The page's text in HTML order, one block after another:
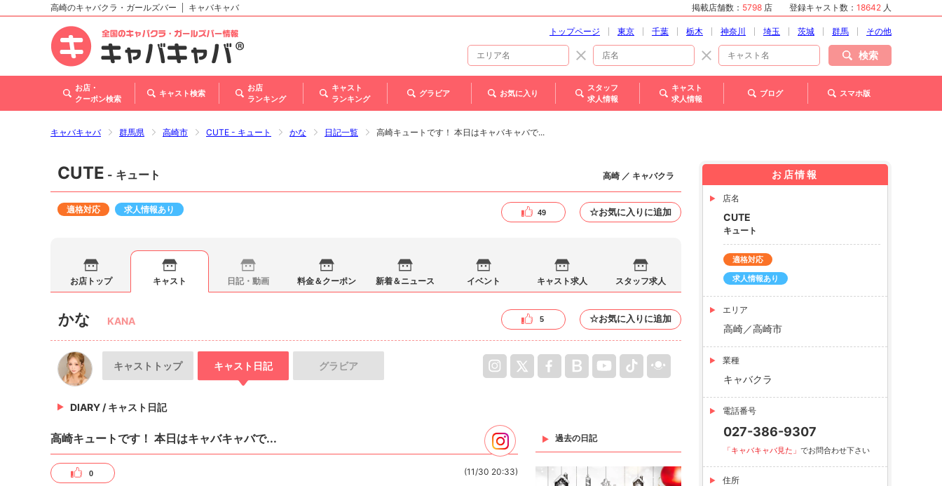
北海道
東北
甲信越・北陸
関西
高崎のキャバクラ・ガールズバー キャバキャバ 掲載店舗数： 5798 店 登録キャスト数： 18642 人
トップページ 東京 千葉 栃木 神奈川 埼玉 茨城 群馬 その他
検索
お店・
クーポン検索
キャスト検索
お店
ランキング
キャスト
ランキング
グラビア お気に入り
スタッフ
求人情報
キャスト
求人情報
ブログ スマホ版
キャバキャバ 群馬県 高崎市 CUTE - キュート かな 日記一覧 高崎キュートです！ 本日はキャバキャバで...
CUTE - キュート 高崎 ／ キャバクラ
適格対応 求人情報あり 49 ☆お気に入りに追加
お店トップ キャスト 日記・動画 料金＆クーポン 新着＆ニュース イベント キャスト求人 スタッフ求人
かな KANA 5 ☆お気に入りに追加
キャスト トップ キャスト 日記 グラビア
DIARY /キャスト日記
高崎キュートです！ 本日はキャバキャバで...
0 (11/30 20:33)
過去の日記
お店情報
店名
CUTE
キュート
適格対応
求人情報あり
エリア
高崎／高崎市
業種
キャバクラ
電話番号
027-386-9307
「キャバキャバ見た」 でお問合わせ下さい
住所